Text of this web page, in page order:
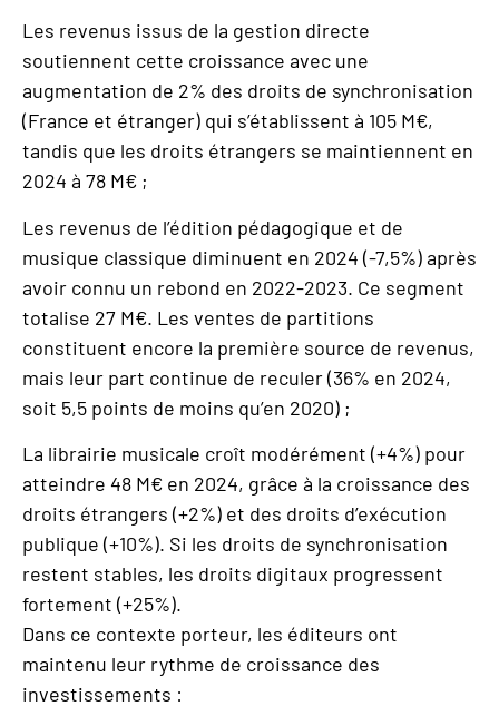
Les revenus issus de la gestion directe
soutiennent cette croissance avec une
augmentation de 2% des droits de synchronisation
(France et étranger) qui s’établissent à 105 M€,
tandis que les droits étrangers se maintiennent en
2024 à 78 M€ ;
Les revenus de l’édition pédagogique et de
musique classique diminuent en 2024 (-7,5%) après
avoir connu un rebond en 2022-2023. Ce segment
totalise 27 M€. Les ventes de partitions
constituent encore la première source de revenus,
mais leur part continue de reculer (36% en 2024,
soit 5,5 points de moins qu’en 2020) ;
La librairie musicale croît modérément (+4%) pour
atteindre 48 M€ en 2024, grâce à la croissance des
droits étrangers (+2%) et des droits d’exécution
publique (+10%). Si les droits de synchronisation
restent stables, les droits digitaux progressent
fortement (+25%).
Dans ce contexte porteur, les éditeurs ont
maintenu leur rythme de croissance des
investissements :